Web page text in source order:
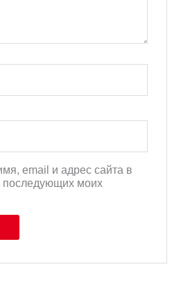
email и адрес сайта в
последующих моих